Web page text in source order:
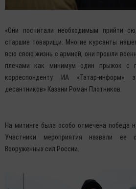
«Они посчитали необходимым прийти
старшие товарищи. Многие курсанты
всю свою жизнь с армией, они прошли
плечами как минимум один прыжок с
корреспонденту ИА «Татар-информ»
десантников» Казани Роман Плотников.
На митинге была особо отмечена победа
Участники мероприятия назвали ее
Вооруженных сил России.